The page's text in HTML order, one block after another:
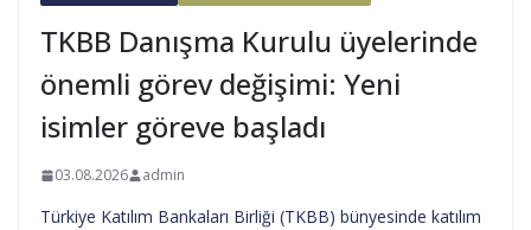
TKBB Danışma Kurulu üyelerinde
önemli görev değişimi: Yeni
isimler göreve başladı
03.08.2026 admin
Türkiye Katılım Bankaları Birliği (TKBB) bünyesinde katılım